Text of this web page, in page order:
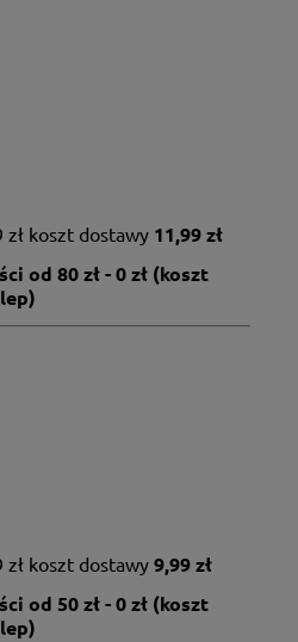
zł koszt dostawy 11,99 zł
od 80 zł - 0 zł (koszt
zł koszt dostawy 9,99 zł
od 50 zł - 0 zł (koszt